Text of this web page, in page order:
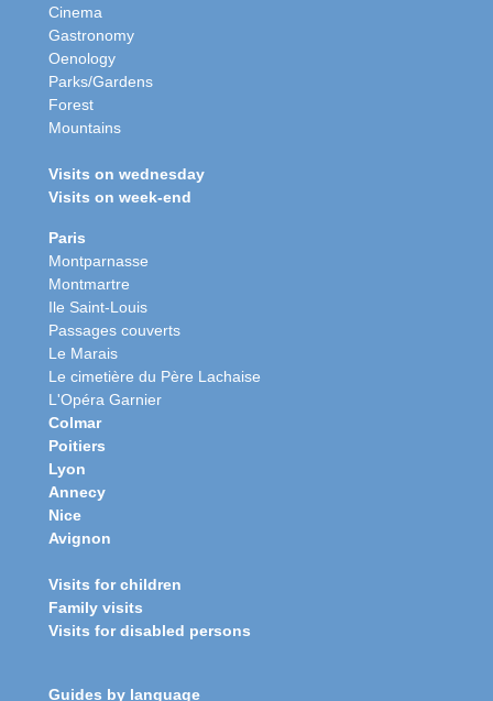
Cinema
Gastronomy
Oenology
Parks/Gardens
Forest
Mountains
Visits on wednesday
Visits on week-end
Paris
Montparnasse
Montmartre
Ile Saint-Louis
Passages couverts
Le Marais
Le cimetière du Père Lachaise
L'Opéra Garnier
Colmar
Poitiers
Lyon
Annecy
Nice
Avignon
Visits for children
Family visits
Visits for disabled persons
Guides by language